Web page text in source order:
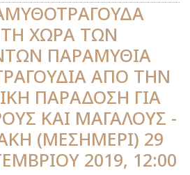
ΧΩΡΑ ΤΩΝ
ΠΑΡΑΜΥΘΙΑ
ΑΠΟ ΤΗΝ
ΠΑΡΑΔΟΣΗ ΓΙΑ
ΚΑΙ ΜΑΓΑΛΟΥΣ -
(ΜΕΣΗΜΕΡΙ) 29
2019, 12:00